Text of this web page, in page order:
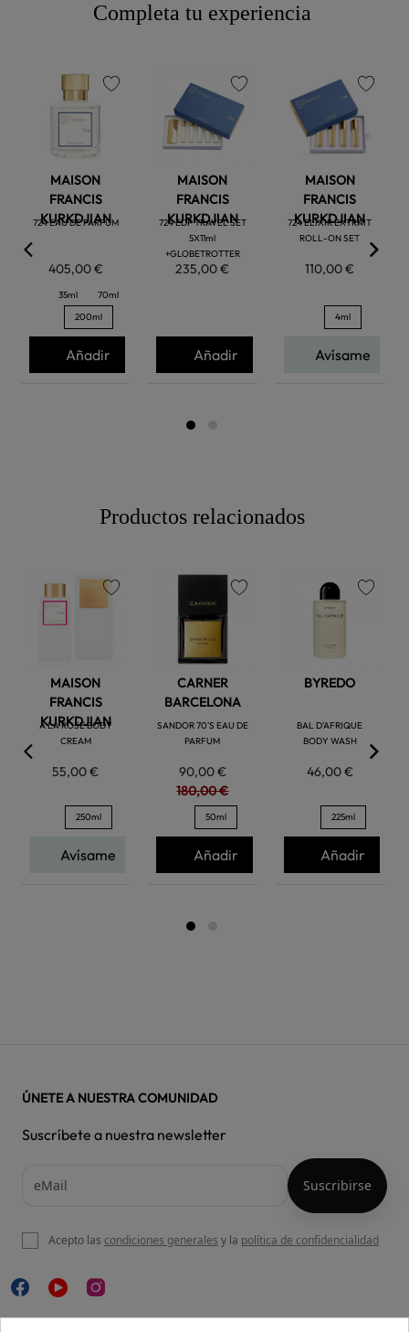
Completa tu experiencia
MAISON
FRANCIS
KURKDJIAN
724 EAU DE PARFUM
405,00 €
35ml
70ml
200ml
Añadir
MAISON
FRANCIS
KURKDJIAN
724 EDP TRAVEL SET
5X11ml
+GLOBETROTTER
235,00 €
favorite
Añadir
MAISON
FRANCIS
KURKDJIAN
724 ELIXIR EXTRAIT
ROLL-ON SET
110,00 €
favorite
4ml
Avísame
Productos relacionados
MAISON
FRANCIS
KURKDJIAN
À LA ROSE BODY
CREAM
55,00 €
favorite
250ml
Avísame
CARNER
BARCELONA
SANDOR 70'S EAU DE
PARFUM
90,00 €
180,00 €
50ml
Añadir
BYREDO
BAL D'AFRIQUE
BODY WASH
46,00 €
225ml
Añadir
ÚNETE A NUESTRA COMUNIDAD
Suscríbete a nuestra newsletter
Acepto las condiciones generales y la política de confidencialidad